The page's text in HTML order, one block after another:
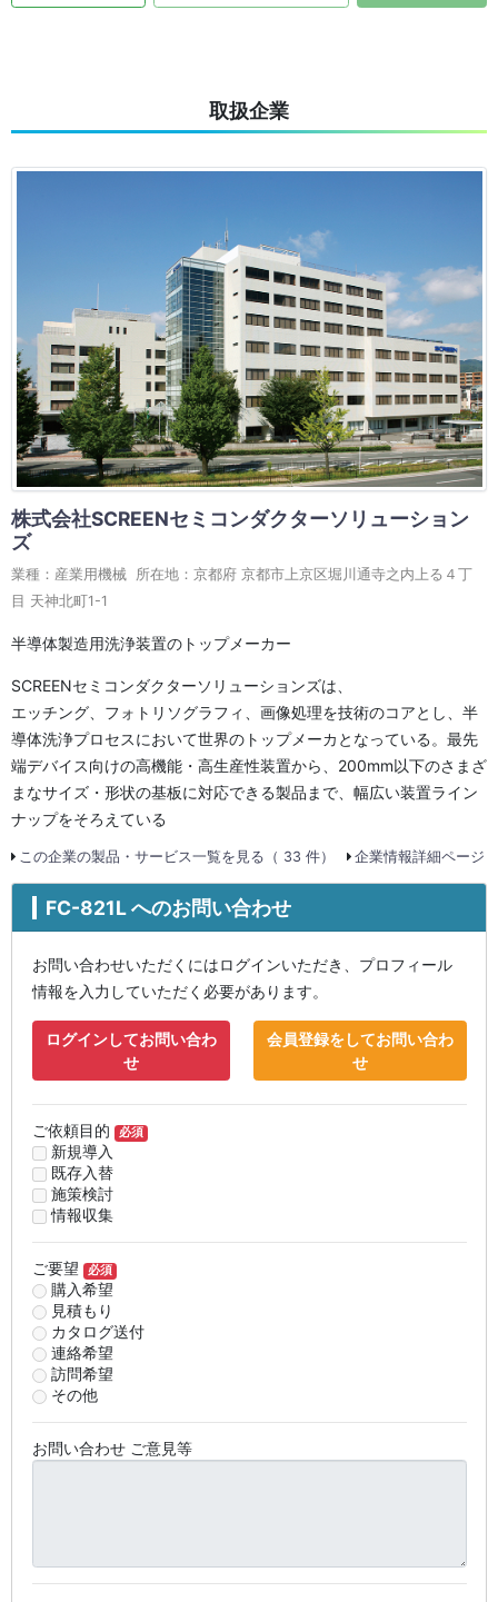
取扱企業
株式会社SCREENセミコンダクターソリューション
ズ
業種：産業用機械 所在地：京都府 京都市上京区堀川通寺之内上る４丁
目 天神北町1-1
半導体製造用洗浄装置のトップメーカー
SCREENセミコンダクターソリューションズは、
エッチング、フォトリソグラフィ、画像処理を技術のコアとし、半
導体洗浄プロセスにおいて世界のトップメーカとなっている。最先
端デバイス向けの高機能・高生産性装置から、200mm以下のさまざ
まなサイズ・形状の基板に対応できる製品まで、幅広い装置ライン
ナップをそろえている
この企業の製品・サービス一覧を見る（ 33 件） 企業情報詳細ページ
FC-821L へのお問い合わせ
お問い合わせいただくにはログインいただき、プロフィール
情報を入力していただく必要があります。
ログインしてお問い合わ
せ
会員登録をしてお問い合わ
せ
ご依頼目的 必須
新規導入
既存入替
施策検討
情報収集
ご要望 必須
購入希望
見積もり
カタログ送付
連絡希望
訪問希望
その他
お問い合わせ ご意見等